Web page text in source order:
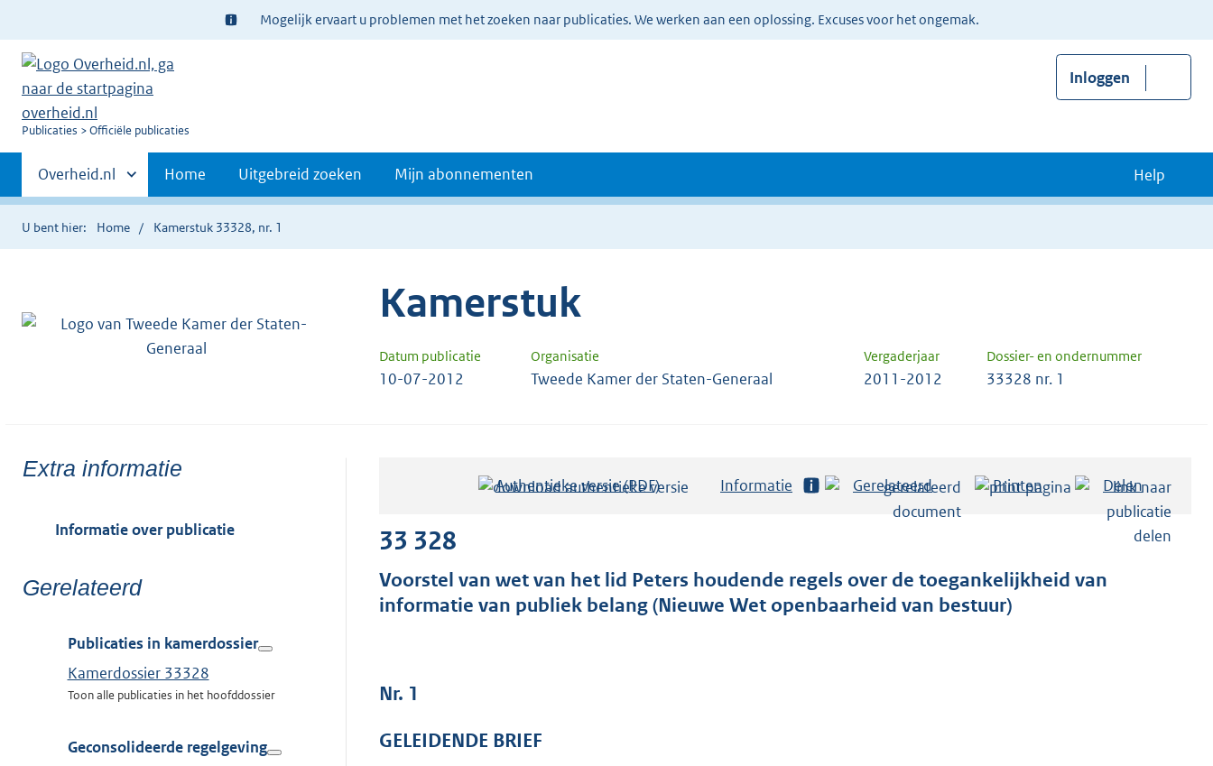
Ter
informatie:
Mogelijk ervaart u problemen met het zoeken naar publicaties. We werken aan een oplossing. Excuses voor het ongemak.
U
Publicaties Officiële publicaties
Inloggen
Primaire
navigatie
Andere
sites
binnen
Overheid.nl Home Uitgebreid zoeken Mijn abonnementen Help
U bent hier: Home Kamerstuk 33328, nr. 1
Kamerstuk
Datum publicatie Organisatie Vergaderjaar Dossier- en ondernummer
10-07-2012 Tweede Kamer der Staten-Generaal 2011-2012 33328 nr. 1
Toon
Extra informatie
Informatie over publicatie
Toon
Gerelateerd
Publicaties in kamerdossier
Kamerdossier 33328
Toon alle publicaties in het hoofddossier
Geconsolideerde regelgeving
Authentieke versie (PDF)b
a
n
Informatie Gerelateerd Printen Delen
33 328
Voorstel van wet van het lid Peters houdende regels over de toegankelijkheid van
informatie van publiek belang (Nieuwe Wet openbaarheid van bestuur)
Nr. 1
GELEIDENDE BRIEF